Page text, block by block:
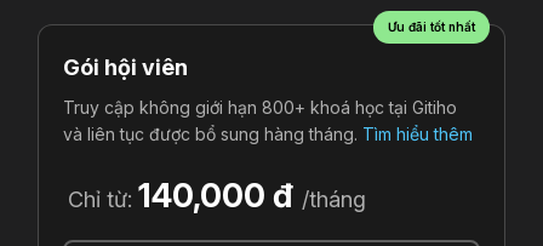
Ưu đãi tốt nhất
Gói hội viên
Truy cập không giới hạn 800+ khoá học tại Gitiho
và liên tục được bổ sung hàng tháng. Tìm hiểu thêm
Chỉ từ: 140,000 đ /tháng